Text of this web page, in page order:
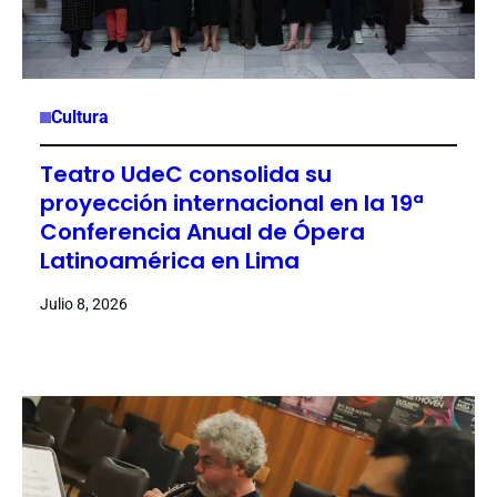
Cultura
Teatro UdeC consolida su
proyección internacional en la 19ª
Conferencia Anual de Ópera
Latinoamérica en Lima
Julio 8, 2026